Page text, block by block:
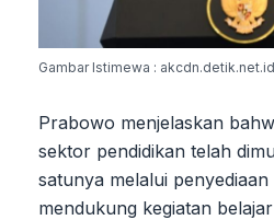
Gambar Istimewa : akcdn.detik.net.id
Prabowo menjelaskan
sektor pendidikan telah
satunya melalui penyediaan
mendukung kegiatan